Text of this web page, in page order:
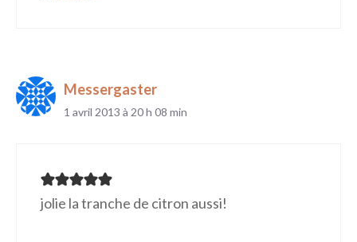
Messergaster
1 avril 2013 à 20 h 08 min
jolie la tranche de citron aussi!